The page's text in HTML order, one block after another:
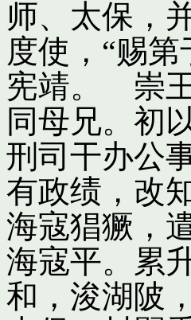
师、太保，
度使，“赐
宪靖。 崇
同母兄。初
刑司干办公
有政绩，改
海寇猖獗，
海寇平。累
和，浚湖陂